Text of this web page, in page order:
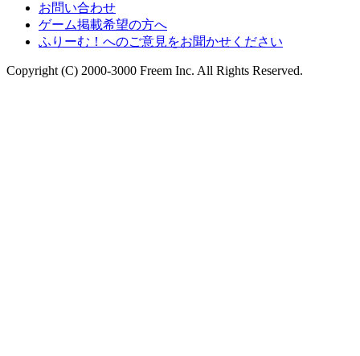
お問い合わせ
ゲーム掲載希望の方へ
ふりーむ！へのご意見をお聞かせください
Copyright (C) 2000-3000 Freem Inc. All Rights Reserved.